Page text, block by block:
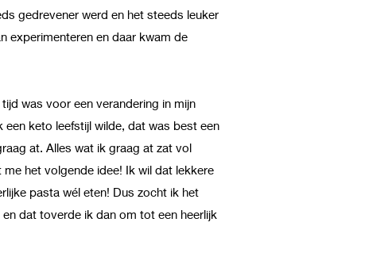
gedrevener werd en het steeds leuker
experimenteren en daar kwam de
was voor een verandering in mijn
keto leefstijl wilde, dat was best een
at. Alles wat ik graag at zat vol
het volgende idee! Ik wil dat lekkere
pasta wél eten! Dus zocht ik het
dat toverde ik dan om tot een heerlijk